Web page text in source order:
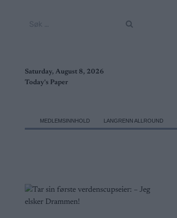
Saturday, August 8, 2026
Today's Paper
MEDLEMSINNHOLD LANGRENN ALLROUND